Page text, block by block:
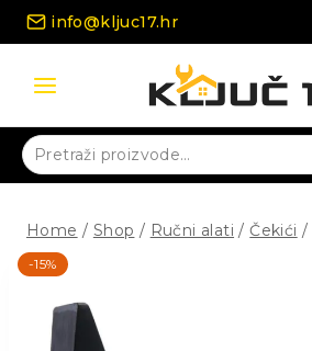
Skip
info@kljuc17.hr
Pretraži:
Home / Shop / Ručni alati / Čekići /
-15%